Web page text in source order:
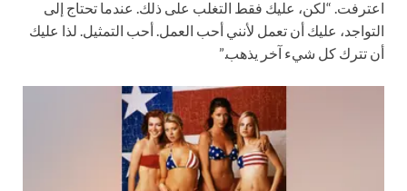
اعترفت. “لكن، عليك فقط التغلب على ذلك. عندما تحتاج إلى
التواجد، عليك أن تعمل لأنني أحب العمل. أحب التمثيل. لذا عليك
أن تترك كل شيء آخر يذهب.”